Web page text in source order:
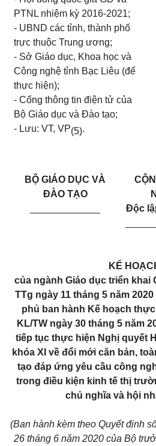
PTNL nhiệm kỳ 2016-2021;
- UBND các tỉnh, thành phố
trực thuộc Trung ương;
- SởGiáo dục, Khoa học và
Công nghệ tỉnh Bạc Liêu (để
thực hiện);
- Cổng thông tinđiện tửcủa
Bộ Giáo dục và Đào tạo;
- Lưu: VT,VP(5).
BỘ GIÁO DỤC VÀ
ĐÀO TẠO
Độc
KẾ
của ngành Giáo dục triển khai
TTg ngày 11 tháng 5 năm
phủ ban hành Kế hoạch
KL/TW ngày 30 tháng 5 năm
tiếp tục thực hiện Nghị quyết
khóa XI về đổi mới căn bản,
tạo đáp ứng yêu cầu công
trong điều kiện kinh tế thị
chủ nghĩa và hội
(Ban hành kèm theo Quyết định
26 tháng 6 năm 2020 của Bộ